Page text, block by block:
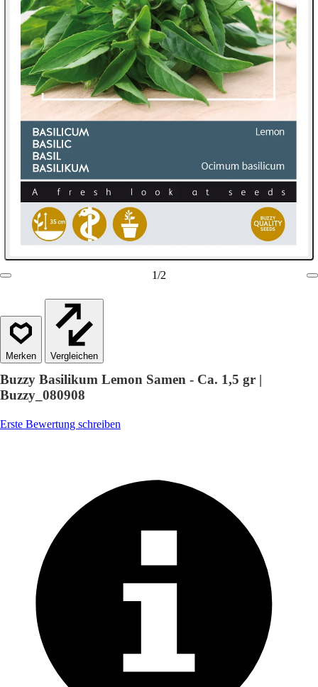
1/2
Vergleichen
Buzzy Basilikum Lemon Samen - Ca. 1,5 gr |
Buzzy_080908
Erste Bewertung schreiben